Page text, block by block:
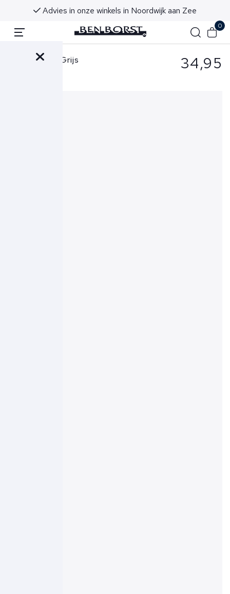
Advies in onze winkels in Noordwijk aan Zee
0
Slater Boxer Grijs 34,95